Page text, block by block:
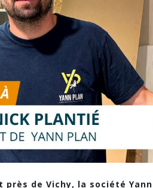
près de Vichy, la société